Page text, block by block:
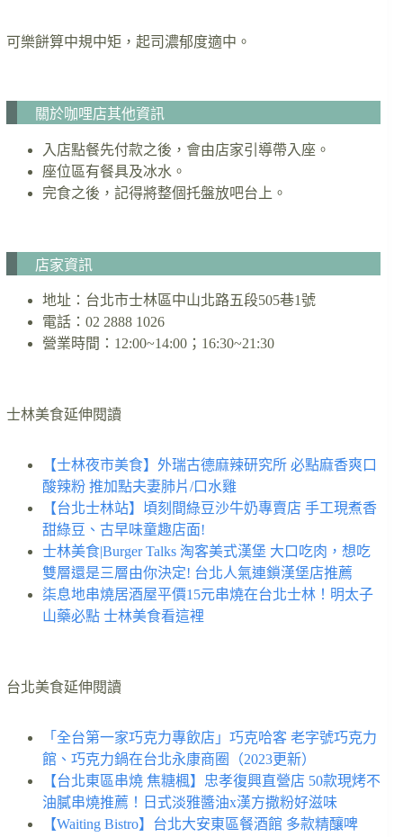
可樂餅算中規中矩，起司濃郁度適中。
關於咖哩店其他資訊
入店點餐先付款之後，會由店家引導帶入座。
座位區有餐具及冰水。
完食之後，記得將整個托盤放吧台上。
店家資訊
地址：台北市士林區中山北路五段505巷1號
電話：02 2888 1026
營業時間：12:00~14:00；16:30~21:30
士林美食延伸閱讀
【士林夜市美食】外瑞古德麻辣研究所 必點麻香爽口
酸辣粉 推加點夫妻肺片/口水雞
【台北士林站】頃刻間綠豆沙牛奶專賣店 手工現煮香
甜綠豆、古早味童趣店面!
士林美食|Burger Talks 淘客美式漢堡 大口吃肉，想吃
雙層還是三層由你決定! 台北人氣連鎖漢堡店推薦
柒息地串燒居酒屋平價15元串燒在台北士林！明太子
山藥必點 士林美食看這裡
台北美食延伸閱讀
「全台第一家巧克力專飲店」巧克哈客 老字號巧克力
館、巧克力鍋在台北永康商圈（2023更新）
【台北東區串燒 焦糖楓】忠孝復興直營店 50款現烤不
油膩串燒推薦！日式淡雅醬油x漢方撒粉好滋味
【Waiting Bistro】台北大安東區餐酒館 多款精釀啤